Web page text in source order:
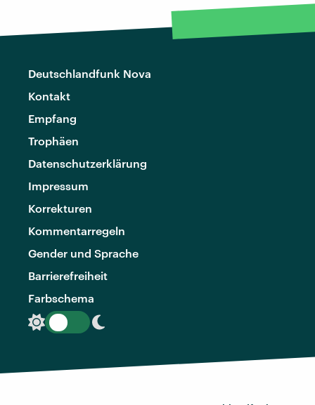
Deutschlandfunk Nova
Kontakt
Empfang
Trophäen
Datenschutzerklärung
Impressum
Korrekturen
Kommentarregeln
Gender und Sprache
Barrierefreiheit
Farbschema